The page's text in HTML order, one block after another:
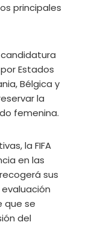
principales
candidatura
Estados
Bélgica y
la
femenina.
la FIFA
en las
sus
que se
del